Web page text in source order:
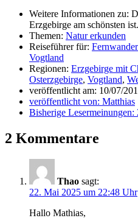
Weitere Informationen zu:
Erzgebirge am schönsten ist.
Themen: Natur erkunden
Reiseführer für:
Vogtland
Regionen: Erzgebirge mit
Osterzgebirge, Vogtland,
veröffentlicht am: 10/07/
veröffentlicht von: Matthias
Bisherige Lesermeinungen:
2 Kommentare
Thao sagt:
22. Mai 2025 um 22:48 Uhr
Hallo Mathias,